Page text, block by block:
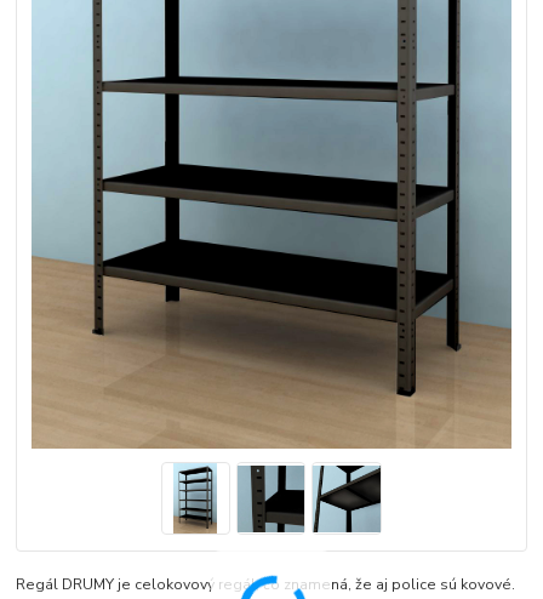
Regál DRUMY je celokovový regál, čo znamená, že aj police sú kovové.